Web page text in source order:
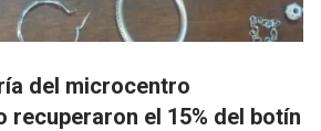
del microcentro
recuperaron el 15% del botín